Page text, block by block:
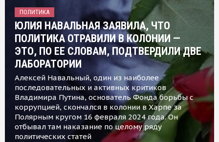
ПОЛИТИКА
ЮЛИЯ НАВАЛЬНАЯ ЗАЯВИЛА, ЧТО
ПОЛИТИКА ОТРАВИЛИ В КОЛОНИИ —
ЭТО, ПО ЕЕ СЛОВАМ, ПОДТВЕРДИЛИ ДВЕ
ЛАБОРАТОРИИ
Алексей Навальный, один из наиболее
последовательных и активных критиков
Владимира Путина, основатель Фонда борьбы с
коррупцией, скончался в колонии в Харпе за
Полярным кругом 16 февраля 2024 года. Он
отбывал там наказание по целому ряду
политических статей